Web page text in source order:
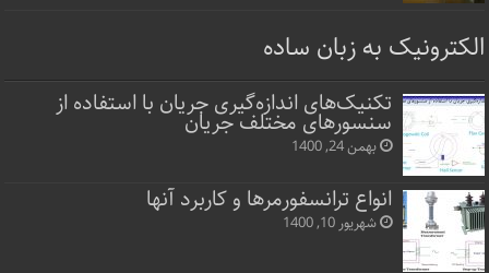
الکترونیک به زبان ساده
تکنیک‌های اندازه‌گیری جریان با استفاده از
سنسورهای مختلف جریان
بهمن 24, 1400
انواع ترانسفورمرها و کاربرد آنها
شهریور 10, 1400